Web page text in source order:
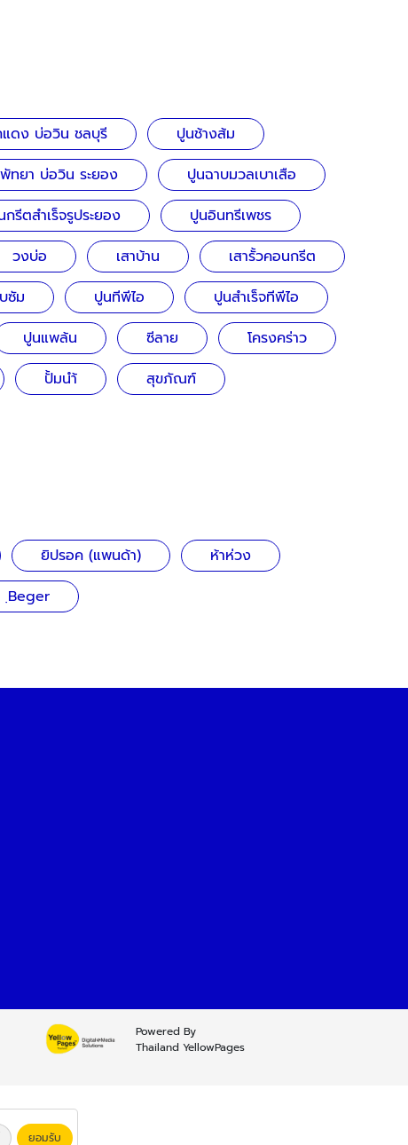
แดง บ่อวิน ชลบุรี
ปูนช้างส้ม
ทยา บ่อวิน ระยอง
ปูนฉาบมวลเบาเสือ
รีตสำเร็จรูประยอง
ปูนอินทรีเพชร
วงบ่อ เสาบ้าน
เสารั้วคอนกรีต
ซัม ปูนทีพีไอ
ปูนสำเร็จทีพีไอ
ปูนแพล้น ซีลาย
โครงคร่าว
ปั้มนำ้ สุขภัณฑ์
ยิปรอค (แพนด้า)
ห้าห่วง
ฺBeger
Powered By
Thailand YellowPages
ยอมรับ